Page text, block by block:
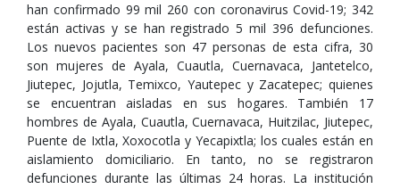
han confirmado 99 mil 260 con coronavirus Covid-19; 342
están activas y se han registrado 5 mil 396 defunciones.
Los nuevos pacientes son 47 personas de esta cifra, 30
son mujeres de Ayala, Cuautla, Cuernavaca, Jantetelco,
Jiutepec, Jojutla, Temixco, Yautepec y Zacatepec; quienes
se encuentran aisladas en sus hogares. También 17
hombres de Ayala, Cuautla, Cuernavaca, Huitzilac, Jiutepec,
Puente de Ixtla, Xoxocotla y Yecapixtla; los cuales están en
aislamiento domiciliario. En tanto, no se registraron
defunciones durante las últimas 24 horas. La institución